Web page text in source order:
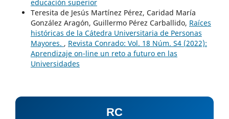
educación superior
Teresita de Jesús Martínez Pérez, Caridad María
González Aragón, Guillermo Pérez Carballido, Raíces
históricas de la Cátedra Universitaria de Personas
Mayores. , Revista Conrado: Vol. 18 Núm. S4 (2022):
Aprendizaje on-line un reto a futuro en las
Universidades
RC